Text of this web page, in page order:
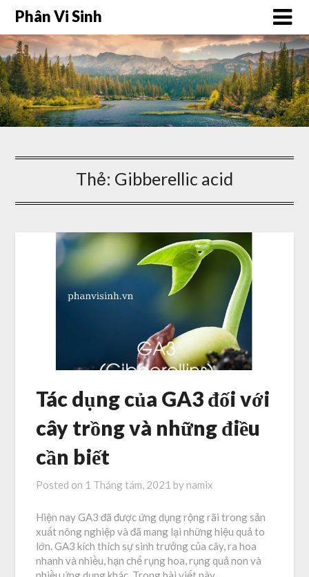
Phân Vi Sinh
Thẻ: Gibberellic acid
Tác dụng của GA3 đối với
cây trồng và những điều
cần biết
Posted on 1 Tháng tám, 2021 by namix
Hiện nay GA3 đã được ứng dụng rộng rãi trong sản
xuất nông nghiệp và đã mang lại những hiệu quả to
lớn. GA3 kích thích sự sinh trưởng của cây, ra hoa
nhanh và nhiều, hạn chế rụng hoa, rụng quả non và